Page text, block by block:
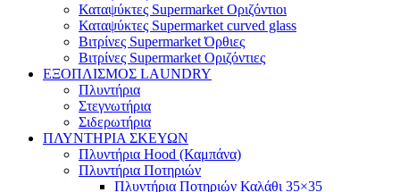
Καταψύκτες Supermarket Οριζόντιοι
Καταψύκτες Supermarket curved glass
Βιτρίνες Supermarket Όρθιες
Βιτρίνες Supermarket Οριζόντιες
ΕΞΟΠΛΙΣΜΟΣ LAUNDRY
Πλυντήρια
Στεγνωτήρια
Σιδερωτήρια
ΠΛΥΝΤΗΡΙΑ ΣΚΕΥΩΝ
Πλυντήρια Hood (Καμπάνα)
Πλυντήρια Ποτηριών
Πλυντήρια Ποτηριών Καλάθι 35×35